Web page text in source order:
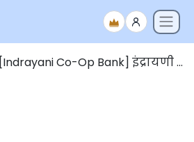
[Indrayani Co-Op Bank] इंद्रायणी को-ऑप बँक भरती २०२२